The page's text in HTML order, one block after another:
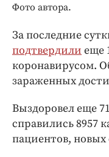
Блоги
Интересное
Клиника года
Фото автора.
За последние
подтвердили еще
коронавирусом.
зараженных
Выздоровел еще
справились 8957
пациентов,